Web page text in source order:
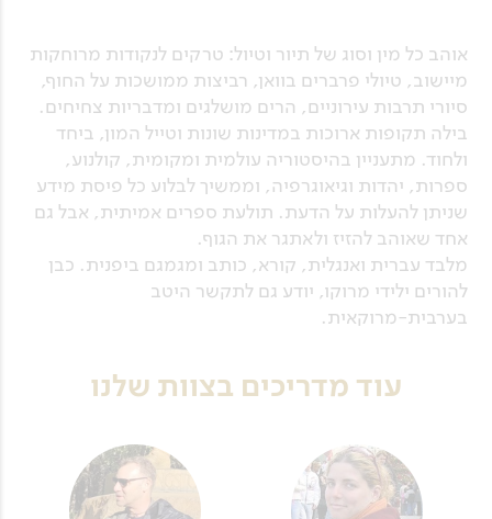
אוהב כל מין וסוג של תיור וטיול: טרקים לנקודות מרוחקות
מיישוב, טיולי פרברים בוואן, רביצות ממושכות על החוף,
סיורי תרבות עירוניים, הרים מושלגים ומדבריות צחיחים.
בילה תקופות ארוכות במדינות שונות וטייל המון, ביחד
ולחוד. מתעניין בהיסטוריה עולמית ומקומית, קולנוע,
ספרות, יהדות וגיאוגרפיה, וממשיך לבלוע כל פיסת מידע
שניתן להעלות על הדעת. תולעת ספרים אמיתית, אבל גם
אחד שאוהב להזיז ולאתגר את הגוף.
מלבד עברית ואנגלית, קורא, כותב ומגמגם ביפנית. כבן
להורים ילידי מרוקו, יודע גם לתקשר היטב
בערבית-מרוקאית.
עוד מדריכים בצוות שלנו